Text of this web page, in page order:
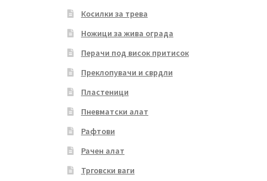
Косилки за трева
Ножици за жива ограда
Перачи под висок притисок
Преклопувачи и сврдли
Пластеници
Пневматски алат
Рафтови
Рачен алат
Трговски ваги